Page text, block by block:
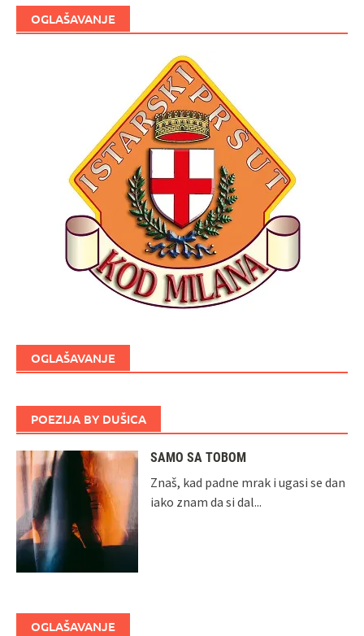
OGLAŠAVANJE
OGLAŠAVANJE
POEZIJA BY DUŠICA
SAMO SA TOBOM
Znaš, kad padne mrak i ugasi se dan
iako znam da si dal...
OGLAŠAVANJE